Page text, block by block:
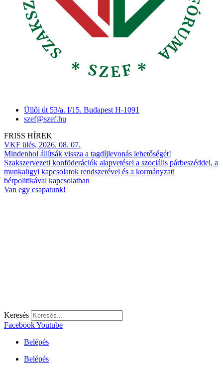
Üllői út 53/a. I/15. Budapest H-1091
szef@szef.hu
FRISS HÍREK
VKF ülés, 2026. 08. 07.
Mindenhol állítsák vissza a tagdíjlevonás lehetőségét!
Szakszervezeti konföderációk alapvetései a szociális párbeszéddel, a
munkaügyi kapcsolatok rendszerével és a kormányzati
bérpolitikával kapcsolatban
Van egy csapatunk!
Keresés
FacebookYoutube
Belépés
Belépés